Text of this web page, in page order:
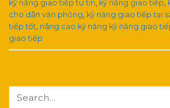
kỹ năng giao tiếp tự tin, kỹ năng giao tiếp,
cho dân văn phòng, kỹ năng giao tiếp tại
tiếp tốt, nâng cao kỹ năng kỹ năng giao
giao tiếp